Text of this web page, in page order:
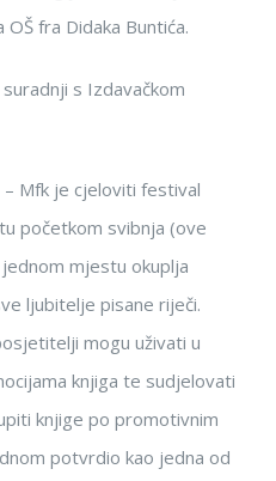
OŠ fra Didaka Buntića.
s Izdavačkom
Mfk je cjeloviti festival
početkom svibnja (ove
mjestu okuplja
ljubitelje pisane riječi.
mogu uživati u
knjiga te sudjelovati
knjige po promotivnim
potvrdio kao jedna od